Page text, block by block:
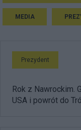
MEDIA
Prezydent
Rok z Nawrockim.
USA i powrót do